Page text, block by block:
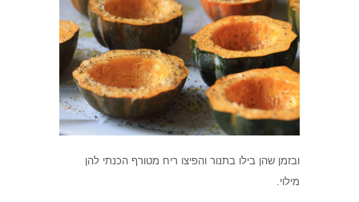
ובזמן שהן בילו בתנור והפיצו ריח מטורף הכנתי להן
מילוי.